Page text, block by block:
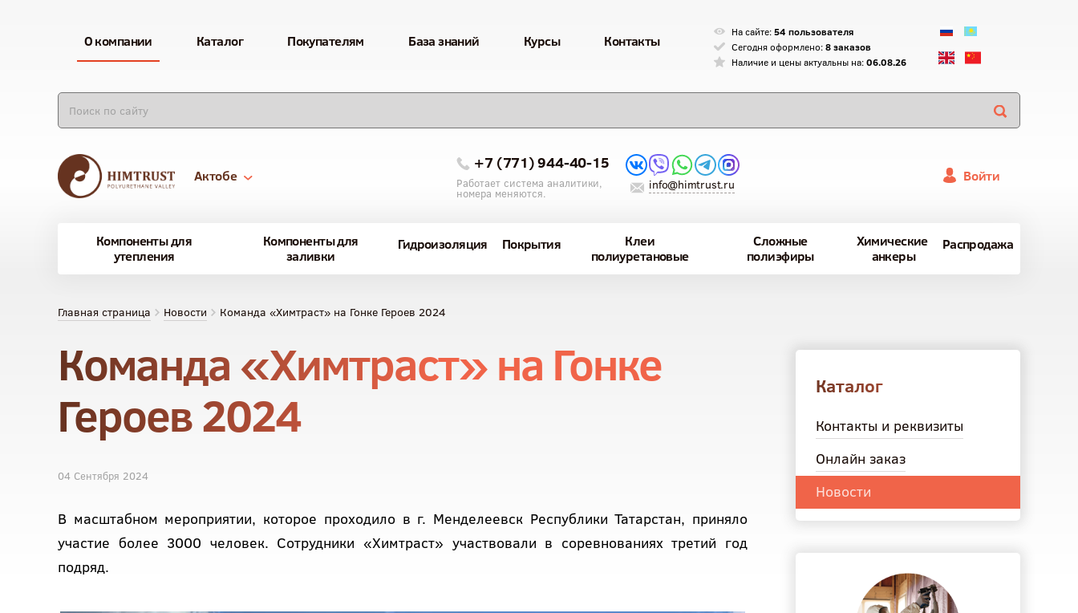
О компании Каталог Покупателям База знаний Курсы Контакты
На сайте:54 пользователя
Сегодня оформлено:8 заказов
Наличие и цены актуальны на:06.08.26
Актобе
+7 (771) 944-40-15
Работает система аналитики,
номера меняются.
info@himtrust.ru Войти
Компоненты для
утепления
Компоненты для
заливки
Гидроизоляция Покрытия
Клеи
полиуретановые
Сложные
полиэфиры
Химические
анкеры
Распродажа
Главная страница Новости Команда «Химтраст» на Гонке Героев 2024
Каталог
Контакты и реквизиты
Онлайн заказ
Новости
Команда «Химтраст» на Гонке
Героев 2024
04 Сентября 2024
В масштабном мероприятии, которое проходило в г. Менделеевск Республики Татарстан, приняло
участие более 3000 человек. Сотрудники «Химтраст» участвовали в соревнованиях третий год
подряд.